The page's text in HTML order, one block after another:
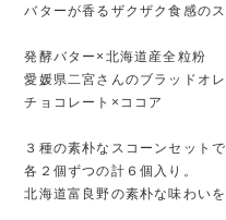
バターが香るザクザク食感のス
発酵バター×北海道産全粒粉
愛媛県二宮さんのブラッドオ
チョコレート×ココア
３種の素朴なスコーンセット
各２個ずつの計６個入り。
北海道富良野の素朴な味わいを